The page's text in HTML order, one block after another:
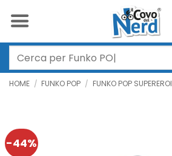
Cerca:
HOME / FUNKO POP / FUNKO POP SUPEREROI
-44%